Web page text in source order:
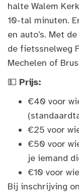
halte Walem
10-tal minuten.
en auto’s. Met
de fietssnelweg
Mechelen of
💵 Prijs:
€40 voor
€25 voor
€50 voor
je iemand
€10 voor
Bij inschrijving